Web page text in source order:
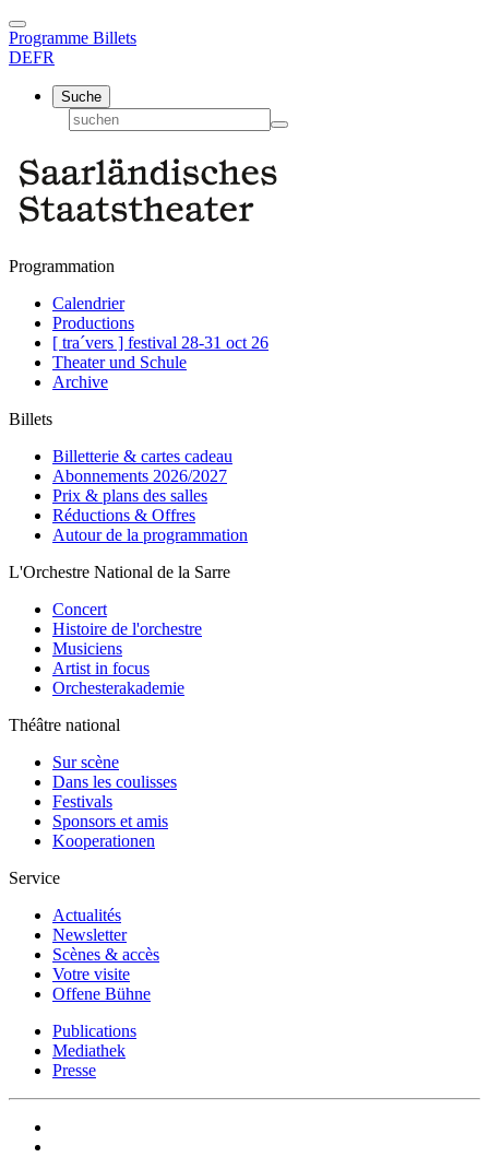
Programme Billets
DEFR
Suche
Programmation
Calendrier
Productions
[ tra´vers ] festival 28-31 oct 26
Theater und Schule
Archive
Billets
Billetterie & cartes cadeau
Abonnements 2026/2027
Prix & plans des salles
Réductions & Offres
Autour de la programmation
L'Orchestre National de la Sarre
Concert
Histoire de l'orchestre
Musiciens
Artist in focus
Orchesterakademie
Théâtre national
Sur scène
Dans les coulisses
Festivals
Sponsors et amis
Kooperationen
Service
Actualités
Newsletter
Scènes & accès
Votre visite
Offene Bühne
Publications
Mediathek
Presse